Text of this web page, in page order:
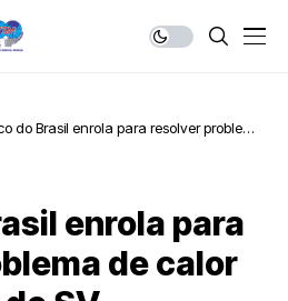
do Brasil enrola para resolver problema
enrola para
de calor